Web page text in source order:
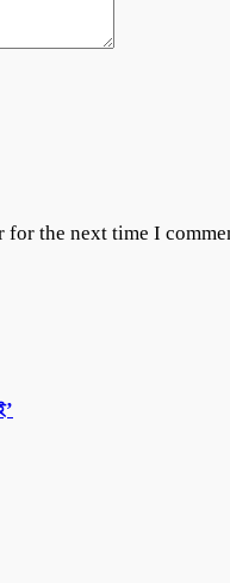
for the next time I